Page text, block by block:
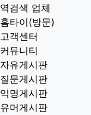
역검색 업체
홈타이(방문)
고객센터
커뮤니티
자유게시판
질문게시판
익명게시판
유머게시판